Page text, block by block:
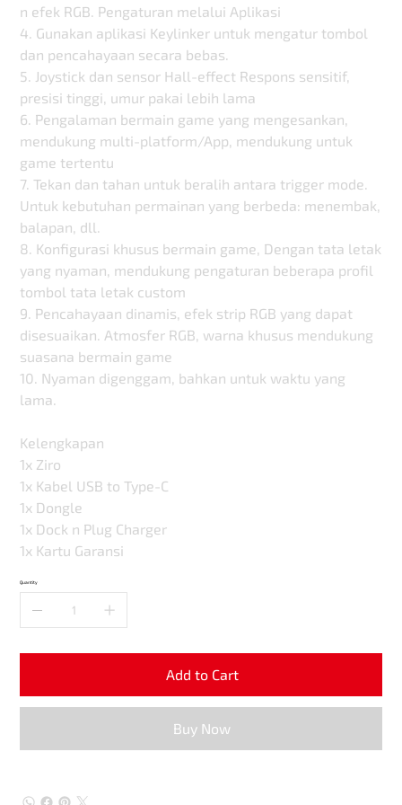
n efek RGB. Pengaturan melalui Aplikasi
4. Gunakan aplikasi Keylinker untuk mengatur tombol
dan pencahayaan secara bebas.
5. Joystick dan sensor Hall-effect Respons sensitif,
presisi tinggi, umur pakai lebih lama
6. Pengalaman bermain game yang mengesankan,
mendukung multi-platform/App, mendukung untuk
game tertentu
7. Tekan dan tahan untuk beralih antara trigger mode.
Untuk kebutuhan permainan yang berbeda: menembak,
balapan, dll.
8. Konfigurasi khusus bermain game, Dengan tata letak
yang nyaman, mendukung pengaturan beberapa profil
tombol tata letak custom
9. Pencahayaan dinamis, efek strip RGB yang dapat
disesuaikan. Atmosfer RGB, warna khusus mendukung
suasana bermain game
10. Nyaman digenggam, bahkan untuk waktu yang
lama.
Kelengkapan
1x Ziro
1x Kabel USB to Type-C
1x Dongle
1x Dock n Plug Charger
1x Kartu Garansi
Quantity
Add to Cart
Buy Now